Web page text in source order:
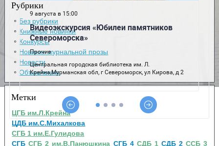
Рубрики
Без рубрики
Книжные новинки
Конкурсы
Новинки журнальной прозы
Новости
Объявления
Метки
ЦГБ им.Л.Крейна
ЦДБ им.С.Михалкова
СГБ 1 им.Е.Гулидова
СГБ СГБ 2 им.В.Панюшкина СГБ 4 СДБ 1 СДБ 2 ССБ 3